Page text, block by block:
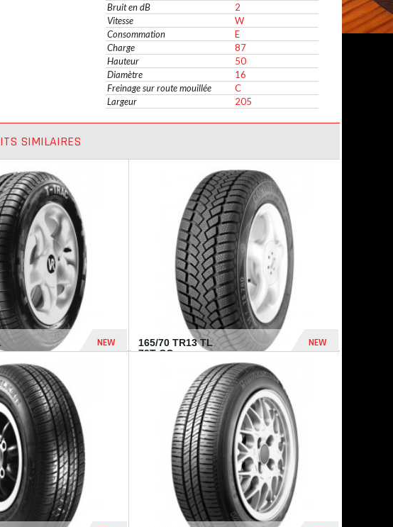
Bruit en dB
2
Vitesse
W
Consommation
E
Charge
87
Hauteur
50
Diamètre
16
Freinage sur route mouillée
C
Largeur
205
SIMILAIRES
NEW
165/70 TR13 TL
79T CO...
NEW
364 Dhs